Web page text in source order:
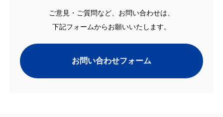
ご意見・ご質問など、お問い合わせは、
下記フォームからお願いいたします。
お問い合わせフォーム